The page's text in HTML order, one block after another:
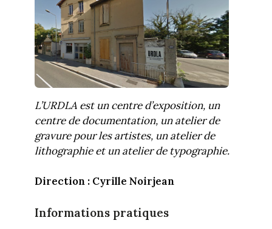
L’URDLA est un centre d’exposition, un
centre de documentation, un atelier de
gravure pour les artistes, un atelier de
lithographie et un atelier de typographie.
Direction : Cyrille Noirjean
Informations pratiques